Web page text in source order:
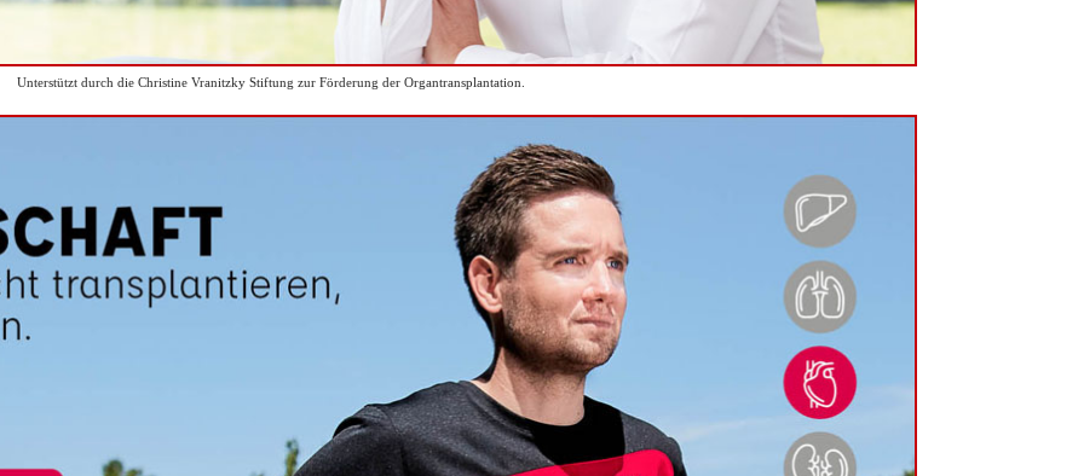
Unterstützt durch die Christine Vranitzky Stiftung zur Förderung der Organtransplantation.